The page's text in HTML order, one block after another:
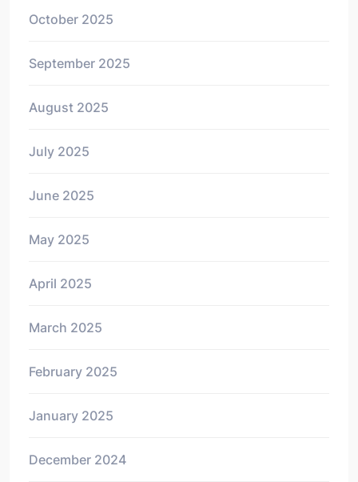
October 2025
September 2025
August 2025
July 2025
June 2025
May 2025
April 2025
March 2025
February 2025
January 2025
December 2024